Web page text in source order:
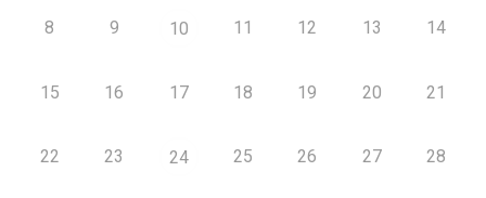
8 9 10 11 12 13 14
15 16 17 18 19 20 21
22 23 24 25 26 27 28